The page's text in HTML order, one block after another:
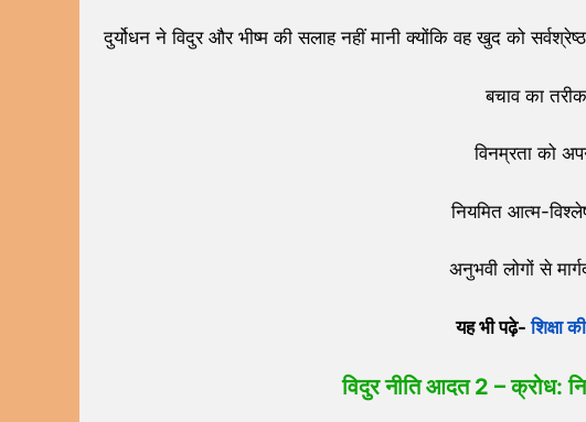
दुर्योधन ने विदुर और भीष्म की सलाह नहीं मानी क्योंकि वह खुद को
बचाव का
विनम्रता को
नियमित आत्म-
अनुभवी लोगों से
यह भी पढ़े-शिक्षा
विदुर नीति आदत2 –क्रोध: